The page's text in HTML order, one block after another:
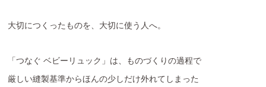
大切につくったものを、大切に使う人へ。
「つなぐ ベビーリュック」は、ものづくりの過程で
厳しい縫製基準からほんの少しだけ外れてしまった